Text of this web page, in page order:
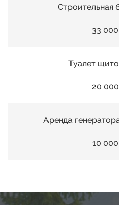
Строительная
33
Туалет
20
Аренда
10
00
01
02